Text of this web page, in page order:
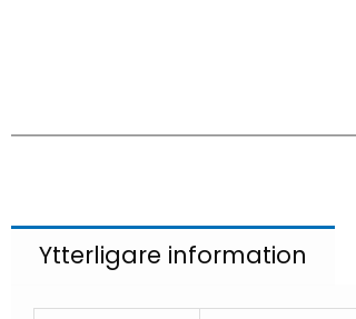
Ytterligare information